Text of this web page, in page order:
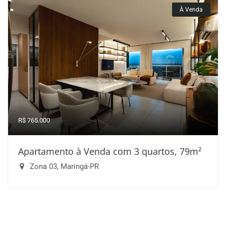
À Venda
R$ 765.000
Apartamento à Venda com 3 quartos, 79m²
Zona 03, Maringá-PR